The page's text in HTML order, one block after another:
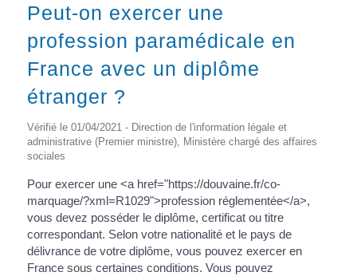
Peut-on exercer une
profession paramédicale en
France avec un diplôme
étranger ?
Vérifié le 01/04/2021 - Direction de l'information légale et
administrative (Premier ministre), Ministère chargé des affaires
sociales
Pour exercer une <a href="https://douvaine.fr/co-
marquage/?xml=R1029">profession réglementée</a>,
vous devez posséder le diplôme, certificat ou titre
correspondant. Selon votre nationalité et le pays de
délivrance de votre diplôme, vous pouvez exercer en
France sous certaines conditions. Vous pouvez